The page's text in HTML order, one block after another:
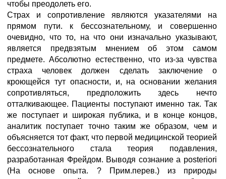
чтобы преодолеть его.
Страх и сопротивление являются указателями на
прямом пути. к бессознательному, и совершенно
очевидно, что то, на что они изначально указывают,
является предвзятым мнением об этом самом
предмете. Абсолютно естественно, что из-за чувства
страха человек должен сделать заключение о
кроющейся тут опасности, и, на основании желания
сопротивляться, предположить здесь нечто
отталкивающее. Пациенты поступают именно так. Так
же поступает и широкая публика, и в конце концов,
аналитик поступает точно таким же образом, чем и
объясняется тот факт, что первой медицинской теорией
бессознательного стала теория подавления,
разработанная Фрейдом. Выводя сознание a posteriori
(На основе опыта. ? Прим.перев.) из природы